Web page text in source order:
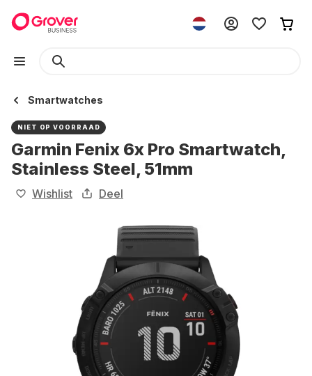
Smartwatches
NIET OP VOORRAAD
Garmin Fenix 6x Pro Smartwatch,
Stainless Steel, 51mm
Wishlist Deel